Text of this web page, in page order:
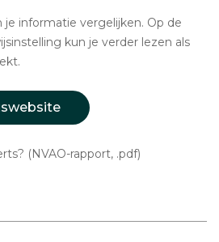
je informatie vergelijken. Op de
kun je verder lezen als
(NVAO-rapport, .pdf)